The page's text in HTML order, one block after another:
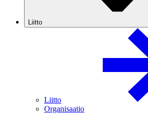
Liitto
Liitto
Organisaatio